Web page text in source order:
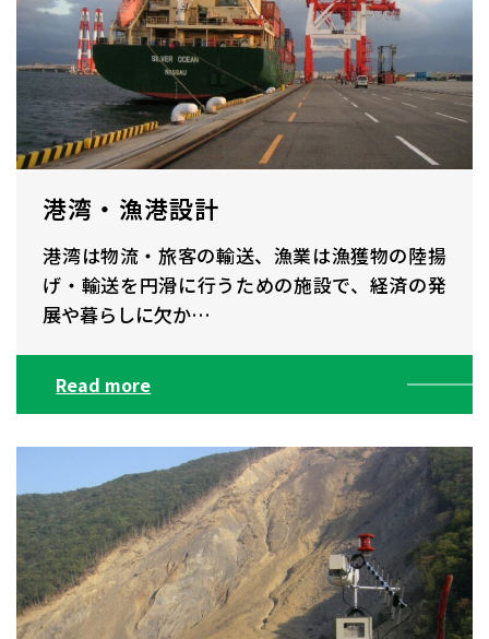
港湾・漁港設計
港湾は物流・旅客の輸送、漁業は漁獲物の陸揚
げ・輸送を円滑に行うための施設で、経済の発
展や暮らしに欠か…
Read more